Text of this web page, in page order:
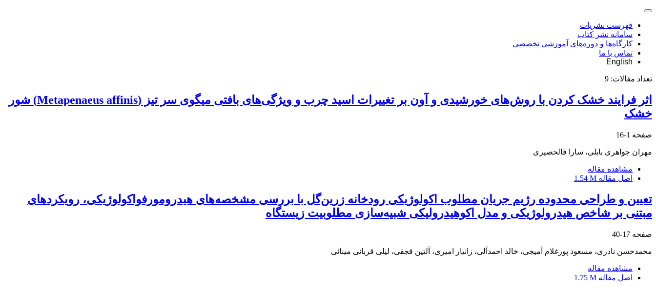
فهرست نشریات
سامانه نشر کتاب
کارگاه‌ها و دوره‌های آموزشی تخصصی
تماس با ما
English
تعداد مقالات: 9
اثر فرایند خشک کردن با روش‌های خورشیدی و آون بر تغییرات اسید چرب و ویژگی‌های بافتی میگوی سر تیز (Metapenaeus affinis) شور
خشک
صفحه 1-16
مهران جواهری بابلی، سارا فالحصیری
مشاهده مقاله
اصل مقاله 1.54 M
تعیین و طراحی محدوده رژیم جریان مطلوب اکولوژیکی رودخانه زرین‌گل با بررسی مشخصه‌های هیدرومورفواکولوژیکی، رویکردهای
مبتنی بر شاخص هیدرولوژیکی و مدل اکوهیدرولیکی شبیه‌سازی مطلوبیت زیستگاه
صفحه 17-40
محمدحسن نادری، مسعود پورغلام آمیجی، خالد احمدآلی، زانیار امیری، آلتین قجقی، لیلی قربانی مینائی
مشاهده مقاله
اصل مقاله 1.75 M